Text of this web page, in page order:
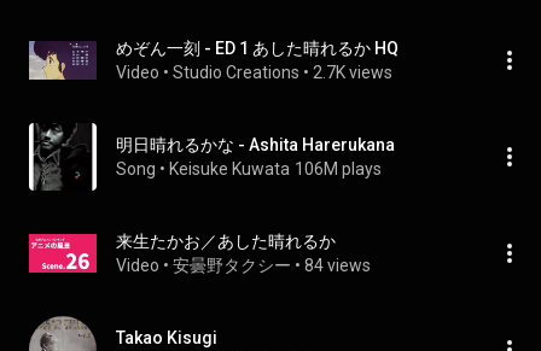
めぞん一刻 - ED 1 あした晴れるか HQ
Video • Studio Creations • 2.7K views
明日晴れるかな - Ashita Harerukana
Song • Keisuke Kuwata 106M plays
来生たかお／あした晴れるか
Video • 安曇野タクシー • 84 views
Takao Kisugi